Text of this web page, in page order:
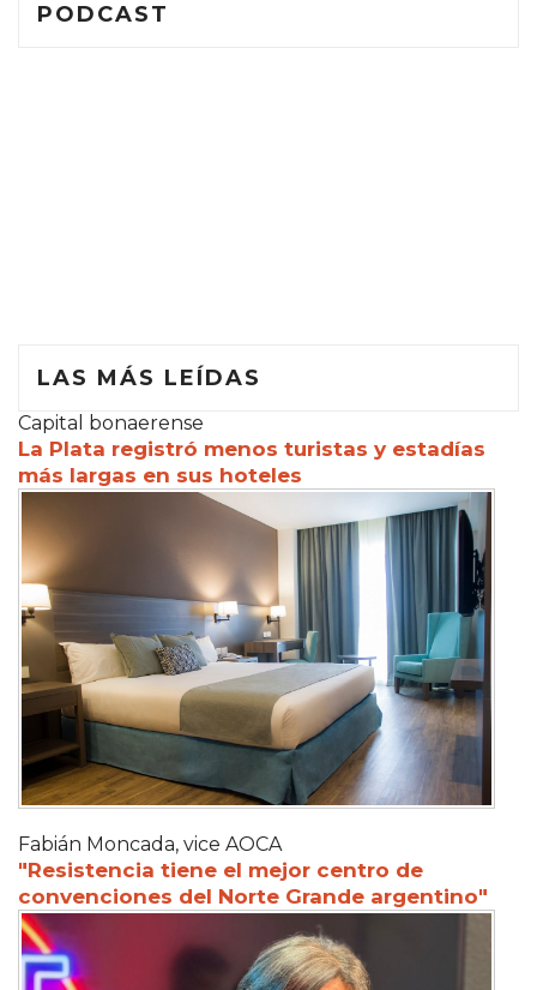
PODCAST
LAS MÁS LEÍDAS
Capital bonaerense
La Plata registró menos turistas y estadías
más largas en sus hoteles
Fabián Moncada, vice AOCA
"Resistencia tiene el mejor centro de
convenciones del Norte Grande argentino"